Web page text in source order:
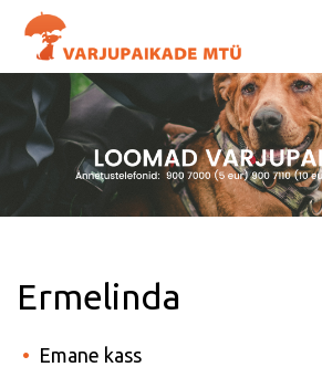
Ermelinda
Emane kass